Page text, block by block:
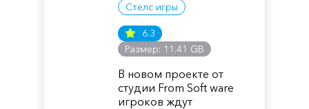
Стелс игры
6.3
Размер: 11.41 GB
В новом проекте от
студии From Soft ware
игроков ждут